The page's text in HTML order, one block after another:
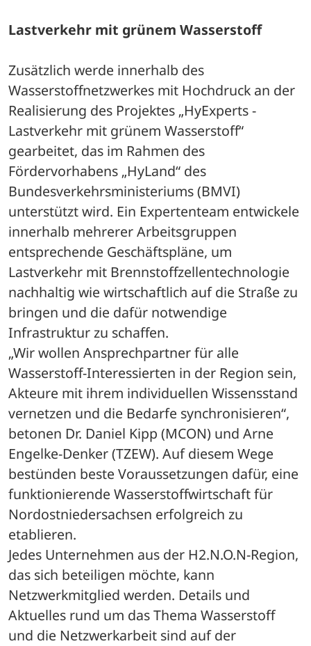
Lastverkehr mit grünem Wasserstoff
Zusätzlich werde innerhalb des
Wasserstoffnetzwerkes mit Hochdruck an der
Realisierung des Projektes „HyExperts -
Lastverkehr mit grünem Wasserstoff“
gearbeitet, das im Rahmen des
Fördervorhabens „HyLand“ des
Bundesverkehrsministeriums (BMVI)
unterstützt wird. Ein Expertenteam entwickele
innerhalb mehrerer Arbeitsgruppen
entsprechende Geschäftspläne, um
Lastverkehr mit Brennstoffzellentechnologie
nachhaltig wie wirtschaftlich auf die Straße zu
bringen und die dafür notwendige
Infrastruktur zu schaffen.
„Wir wollen Ansprechpartner für alle
Wasserstoff-Interessierten in der Region sein,
Akteure mit ihrem individuellen Wissensstand
vernetzen und die Bedarfe synchronisieren“,
betonen Dr. Daniel Kipp (MCON) und Arne
Engelke-Denker (TZEW). Auf diesem Wege
bestünden beste Voraussetzungen dafür, eine
funktionierende Wasserstoffwirtschaft für
Nordostniedersachsen erfolgreich zu
etablieren.
Jedes Unternehmen aus der H2.N.O.N-Region,
das sich beteiligen möchte, kann
Netzwerkmitglied werden. Details und
Aktuelles rund um das Thema Wasserstoff
und die Netzwerkarbeit sind auf der